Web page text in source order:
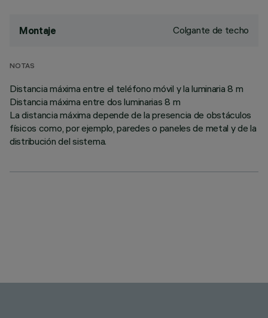
Montaje Colgante de techo
NOTAS
Distancia máxima entre el teléfono móvil y la luminaria 8 m
Distancia máxima entre dos luminarias 8 m
La distancia máxima depende de la presencia de obstáculos
físicos como, por ejemplo, paredes o paneles de metal y de la
distribución del sistema.